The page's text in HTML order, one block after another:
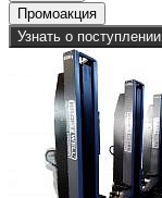
Узнать о поступлении